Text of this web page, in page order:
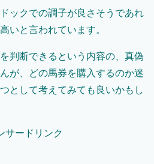
ックでの調子が良さそうであれ
いと言われています。
判断できるという内容の、真偽
が、どの馬券を購入するのか迷
として考えてみても良いかもし
サードリンク